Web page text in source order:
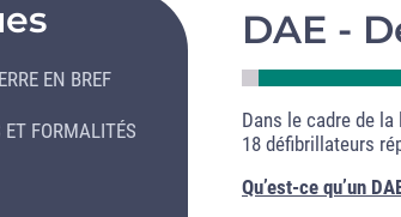
DAE -
Dans le cadre de
18 défibrillateurs
Qu’est-ce qu’un
EN BREF
FORMALITÉS